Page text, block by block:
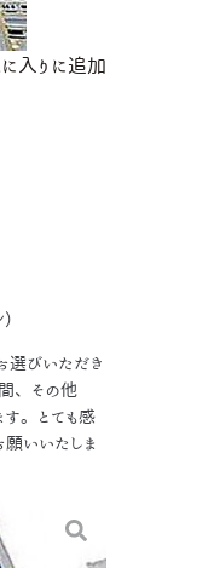
入りに追加
選びいただき
、その他
す。とても感
いいたしま